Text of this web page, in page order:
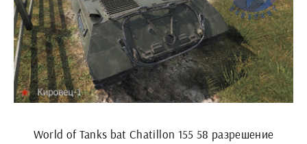
World of Tanks bat Chatillon 155 58 разрешение